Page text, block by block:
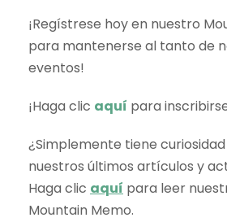
¡Regístrese hoy en nuestro
para mantenerse al tanto de
eventos!
¡Haga clic aquí para
¿Simplemente tiene
nuestros últimos artículos y
Haga clic aquí para leer
Mountain Memo.